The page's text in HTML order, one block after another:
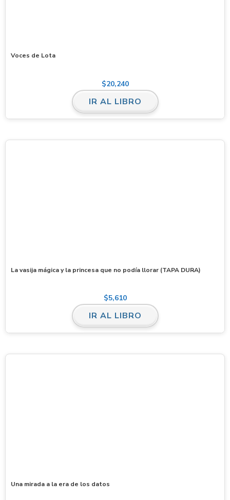
Voces de Lota
$20,240
IR AL LIBRO
La vasija mágica y la princesa que no podía llorar (TAPA DURA)
$5,610
IR AL LIBRO
Una mirada a la era de los datos